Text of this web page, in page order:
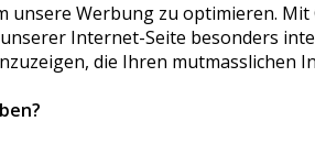
unsere Werbung zu optimieren.
Internet-Seite besonders
die Ihren mutmasslichen